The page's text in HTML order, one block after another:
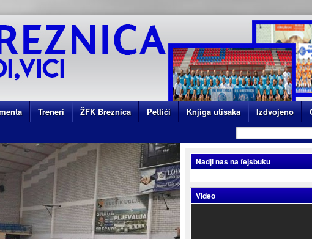
Treneri ŽFK Breznica Petlići Knjiga utisaka Izdvojeno
Nadji nas na fejsbuku
Video